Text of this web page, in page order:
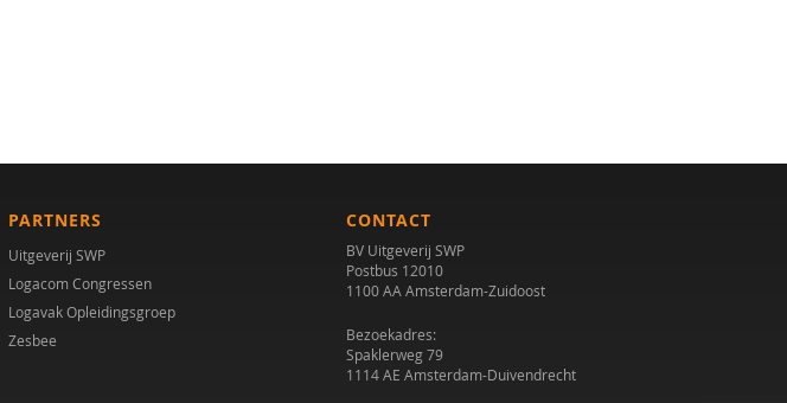
PARTNERS
Uitgeverij SWP
Logacom Congressen
Logavak Opleidingsgroep
Zesbee
CONTACT
BV Uitgeverij SWP
Postbus 12010
1100 AA Amsterdam-Zuidoost
Bezoekadres:
Spaklerweg 79
1114 AE Amsterdam-Duivendrecht